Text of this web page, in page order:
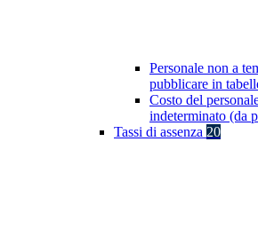
Personale non a
pubblicare in
Costo del
indeterminato (da
Tassi di assenza 20